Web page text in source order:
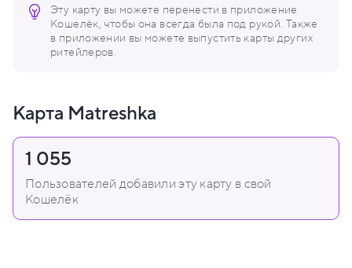
Эту карту вы можете перенести в приложение
Кошелёк, чтобы она всегда была под рукой. Также
в приложении вы можете выпустить карты других
ритейлеров.
Карта Matreshka
1 055
Пользователей добавили эту карту в свой
Кошелёк